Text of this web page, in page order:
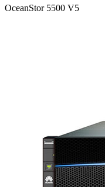
OceanStor 5500 V5